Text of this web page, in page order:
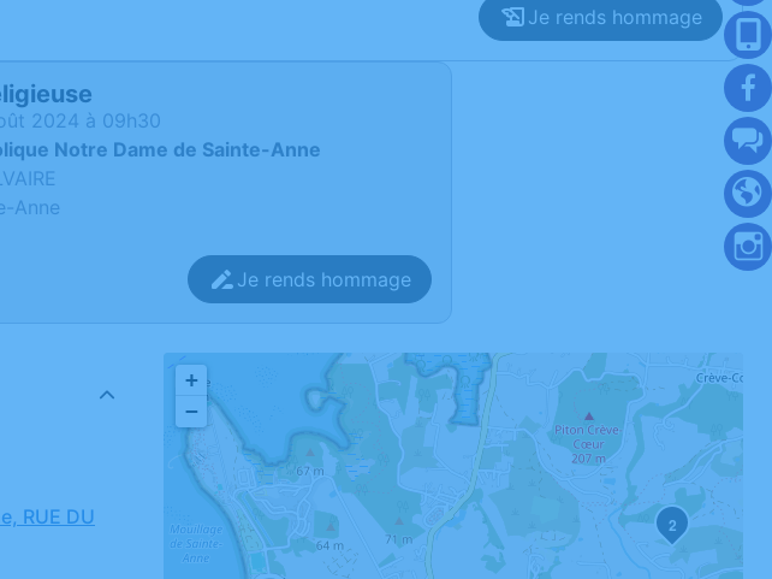
Je rends hommage
2024 à 09h30
Notre Dame de Sainte-Anne
Anne
Je rends hommage
RUE DU
2
+
−